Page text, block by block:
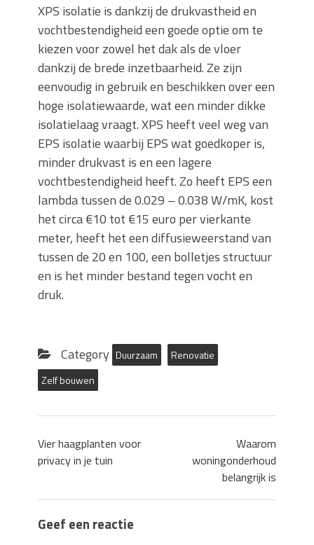
XPS isolatie is dankzij de drukvastheid en
vochtbestendigheid een goede optie om te
kiezen voor zowel het dak als de vloer
dankzij de brede inzetbaarheid. Ze zijn
eenvoudig in gebruik en beschikken over een
hoge isolatiewaarde, wat een minder dikke
isolatielaag vraagt. XPS heeft veel weg van
EPS isolatie waarbij EPS wat goedkoper is,
minder drukvast is en een lagere
vochtbestendigheid heeft. Zo heeft EPS een
lambda tussen de 0.029 – 0.038 W/mK, kost
het circa €10 tot €15 euro per vierkante
meter, heeft het een diffusieweerstand van
tussen de 20 en 100, een bolletjes structuur
en is het minder bestand tegen vocht en
druk.
Category Duurzaam
Renovatie
Zelf bouwen
Vier haagplanten voor
privacy in je tuin
Waarom
woningonderhoud
belangrijk is
Geef een reactie